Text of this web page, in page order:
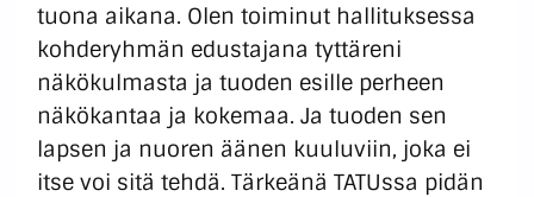
tuona aikana. Olen toiminut hallituksessa
kohderyhmän edustajana tyttäreni
näkökulmasta ja tuoden esille perheen
näkökantaa ja kokemaa. Ja tuoden sen
lapsen ja nuoren äänen kuuluviin, joka ei
itse voi sitä tehdä. Tärkeänä TATUssa pidän